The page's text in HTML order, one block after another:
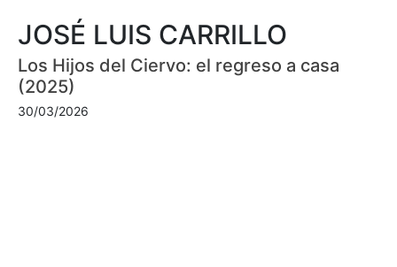
JOSÉ LUIS CARRILLO
Los Hijos del Ciervo: el regreso a casa
(2025)
30/03/2026